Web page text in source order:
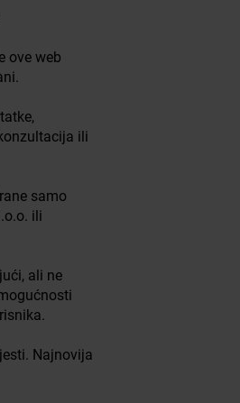
ove web
ili
samo
ili
ali ne
Najnovija